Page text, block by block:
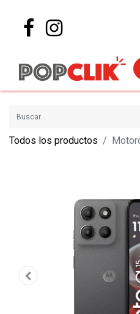
Todos los productos